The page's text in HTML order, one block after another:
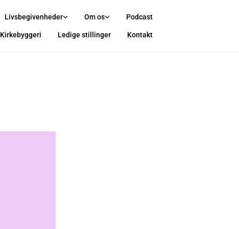
Livsbegivenheder Om os Podcast
Kirkebyggeri Ledige stillinger Kontakt